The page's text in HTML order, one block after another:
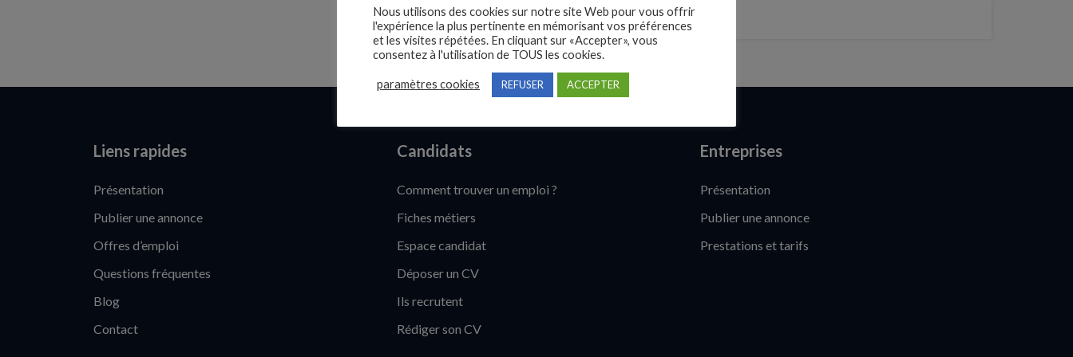
Liens rapides
Présentation
Publier une annonce
Offres d’emploi
Questions fréquentes
Blog
Contact
Candidats
Comment trouver un emploi ?
Fiches métiers
Espace candidat
Déposer un CV
Ils recrutent
Rédiger son CV
Entreprises
Présentation
Publier une annonce
Prestations et tarifs
Nous utilisons des cookies sur notre site Web pour vous offrir
l'expérience la plus pertinente en mémorisant vos préférences
et les visites répétées. En cliquant sur «Accepter», vous
consentez à l'utilisation de TOUS les cookies.
paramètres cookies REFUSER ACCEPTER